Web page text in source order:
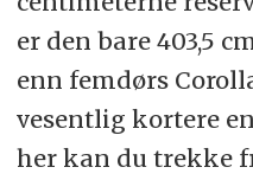
er den bare 403,5
enn femdørs
vesentlig kortere
her kan du trekke